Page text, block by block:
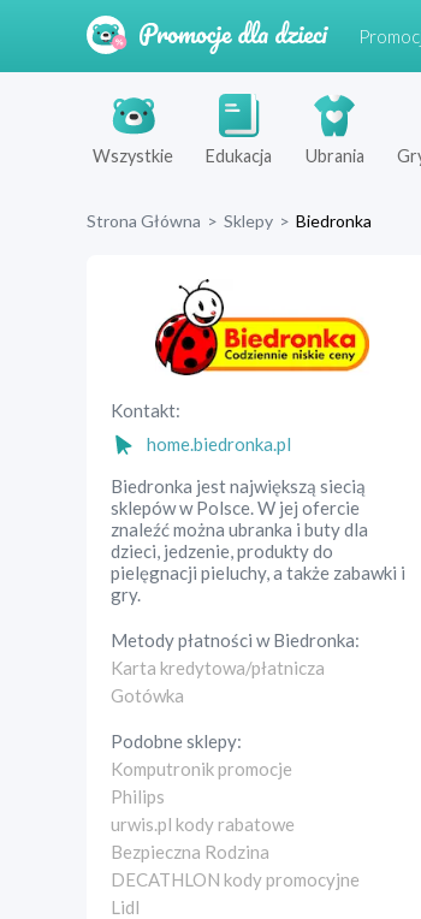
Wszystkie Edukacja Ubrania
Strona Główna > Sklepy > Biedronka
Kontakt:
home.biedronka.pl
Biedronka jest największą siecią
sklepów w Polsce. W jej ofercie
znaleźć można ubranka i buty dla
dzieci, jedzenie, produkty do
pielęgnacji pieluchy, a także zabawki i
gry.
Metody płatności wBiedronka:
Karta kredytowa/płatnicza
Gotówka
Podobne sklepy:
Komputronik promocje
Philips
urwis.pl kody rabatowe
Bezpieczna Rodzina
DECATHLON kody promocyjne
Lidl